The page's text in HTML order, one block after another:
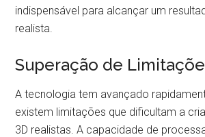
indispensável para alcançar um
realista.
Superação de
A tecnologia tem avançado
existem limitações que dificultam a
3D realistas. A capacidade de